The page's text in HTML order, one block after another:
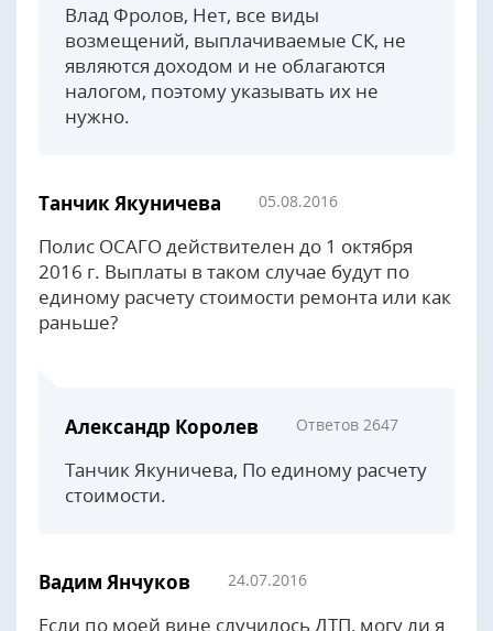
Влад Фролов, Нет, все виды
возмещений, выплачиваемые СК, не
являются доходом и не облагаются
налогом, поэтому указывать их не
нужно.
Танчик Якуничева 05.08.2016
Полис ОСАГО действителен до 1 октября
2016 г. Выплаты в таком случае будут по
единому расчету стоимости ремонта или как
раньше?
Александр Королев Ответов 2647
Танчик Якуничева, По единому расчету
стоимости.
Вадим Янчуков 24.07.2016
Если по моей вине случилось ДТП, могу ли я